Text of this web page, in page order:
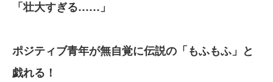
「壮大すぎる……」
ポジティブ青年が無自覚に伝説の「もふもふ」と
戯れる！